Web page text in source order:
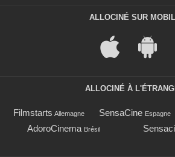
ALLOCINÉ SUR
ALLOCINÉ À
Filmstarts Allemagne SensaCine Espagne
AdoroCinema Brésil